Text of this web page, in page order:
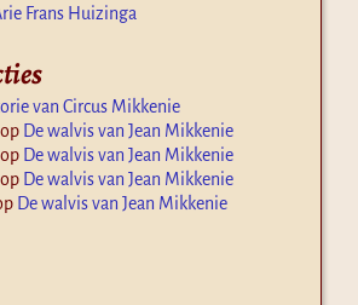
Frans Huizinga
van Circus Mikkenie
op De walvis van Jean Mikkenie
op De walvis van Jean Mikkenie
op De walvis van Jean Mikkenie
De walvis van Jean Mikkenie